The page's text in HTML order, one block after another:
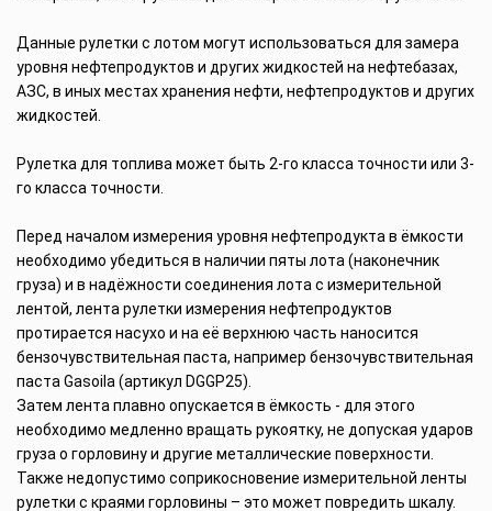
Данные рулетки с лотом могут использоваться для замера
уровня нефтепродуктов и других жидкостей на нефтебазах,
АЗС, в иных местах хранения нефти, нефтепродуктов и других
жидкостей.
Рулетка для топлива может быть 2-го класса точности или 3-
го класса точности.
Перед началом измерения уровня нефтепродукта в ёмкости
необходимо убедиться в наличии пяты лота (наконечник
груза) и в надёжности соединения лота с измерительной
лентой, лента рулетки измерения нефтепродуктов
протирается насухо и на её верхнюю часть наносится
бензочувствительная паста, например бензочувствительная
паста Gasoila (артикул DGGP25).
Затем лента плавно опускается в ёмкость - для этого
необходимо медленно вращать рукоятку, не допуская ударов
груза о горловину и другие металлические поверхности.
Также недопустимо соприкосновение измерительной ленты
рулетки с краями горловины – это может повредить шкалу.